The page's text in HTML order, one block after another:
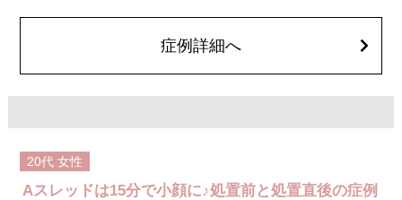
費用：1部位 184,800円(税込)
オプション：笑気麻酔 3,300円(税込)
症例詳細へ
20代 女性
Aスレッドは15分で小顔に♪処置前と処置直後の症例